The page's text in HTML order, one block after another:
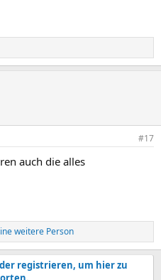
#17
auch die alles
weitere Person
registrieren, um hier zu